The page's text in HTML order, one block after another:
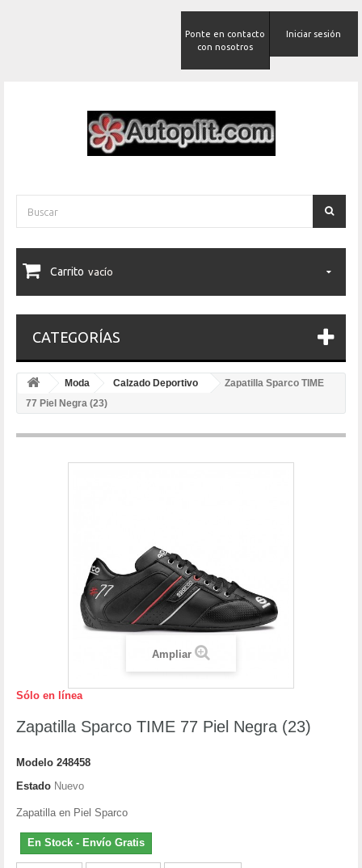
Iniciar sesión
Ponte en contacto
con nosotros
Carrito vacío
CATEGORÍAS
Moda Calzado Deportivo
Zapatilla Sparco TIME
77 Piel Negra (23)
Ampliar
Sólo en línea
Zapatilla Sparco TIME 77 Piel Negra (23)
Modelo 248458
Estado Nuevo
Zapatilla en Piel Sparco
En Stock - Envío Gratis